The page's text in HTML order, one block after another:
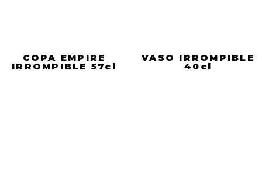
COPA EMPIRE
IRROMPIBLE 57cl
VASO IRROMPIBLE
40cl